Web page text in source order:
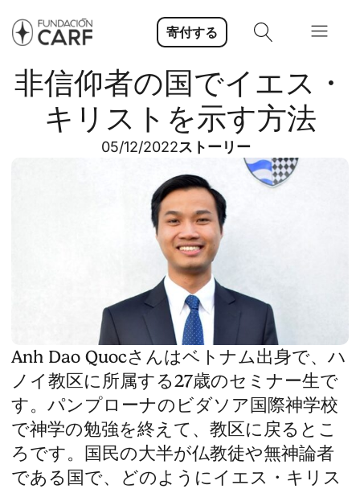
寄付する
非信仰者の国でイエス・
キリストを示す方法
05/12/2022ストーリー
Anh Dao Quocさんはベトナム出身で、ハ
ノイ教区に所属する27歳のセミナー生で
す。パンプローナのビダソア国際神学校
で神学の勉強を終えて、教区に戻るとこ
ろです。国民の大半が仏教徒や無神論者
である国で、どのようにイエス・キリス